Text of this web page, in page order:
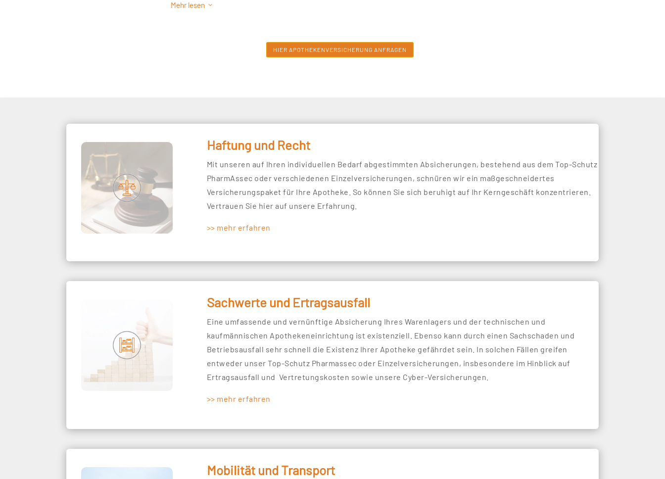
Sie ebenso umfassend wie kompetent und entwickeln Ihre optimale
Apothekenversicherung. Dabei kommt uns unser sehr gutes Verständnis
Mehr lesen 3
HIER APOTHEKENVERSICHERUNG ANFRAGEN
Haftung und Recht
Mit unseren auf Ihren individuellen Bedarf abgestimmten Absicherungen, bestehend aus dem Top-Schutz
PharmAssec oder verschiedenen Einzelversicherungen, schnüren wir ein maßgeschneidertes
Versicherungspaket für Ihre Apotheke. So können Sie sich beruhigt auf Ihr Kerngeschäft konzentrieren.
Vertrauen Sie hier auf unsere Erfahrung.
>> mehr erfahren
Sachwerte und Ertragsausfall
Eine umfassende und vernünftige Absicherung Ihres Warenlagers und der technischen und
kaufmännischen Apothekeneinrichtung ist existenziell. Ebenso kann durch einen Sachschaden und
Betriebsausfall sehr schnell die Existenz Ihrer Apotheke gefährdet sein. In solchen Fällen greifen
entweder unser Top-Schutz Pharmassec oder Einzelversicherungen, insbesondere im Hinblick auf
Ertragsausfall und Vertretungskosten sowie unsere Cyber-Versicherungen.
>> mehr erfahren
Mobilität und Transport